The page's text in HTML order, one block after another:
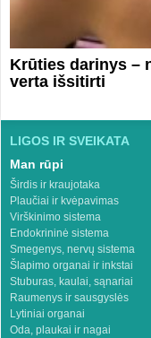
Krūties darinys –
verta išsitirti
LIGOS IR SVEIKATA
Man rūpi
Širdis ir kraujotaka
Plaučiai ir kvėpavimas
Virškinimo sistema
Endokrininė sistema
Smegenys, nervų sistema
Šlapimo organai ir inkstai
Stuburas, kaulai, sąnariai
Raumenys ir sausgyslės
Lytiniai organai
Oda, plaukai ir nagai